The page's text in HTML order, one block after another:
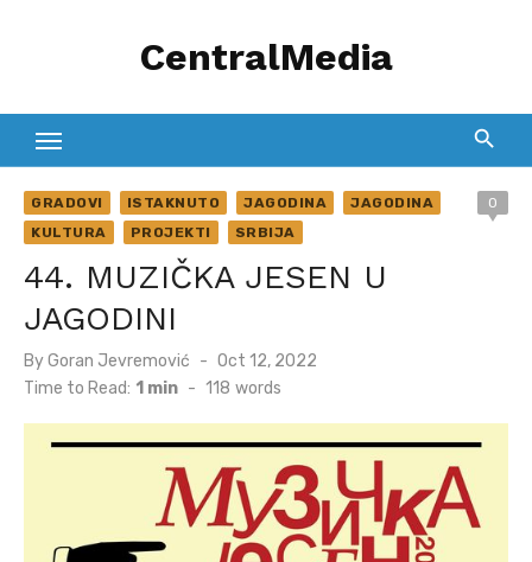
CentralMedia
GRADOVI ISTAKNUTO JAGODINA
JAGODINA
KULTURA
PROJEKTI SRBIJA
0
44. MUZIČKA JESEN U
JAGODINI
ByGoran Jevremović
Posted
on
Oct 12, 2022
Time to Read: 1 min - 118 words